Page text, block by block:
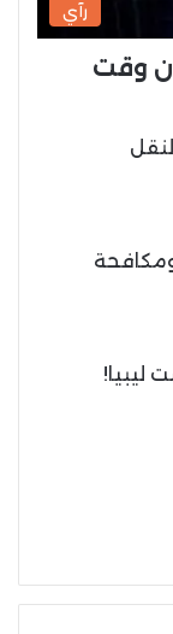
رآي
وقت
ومكافحة
ليبيا!